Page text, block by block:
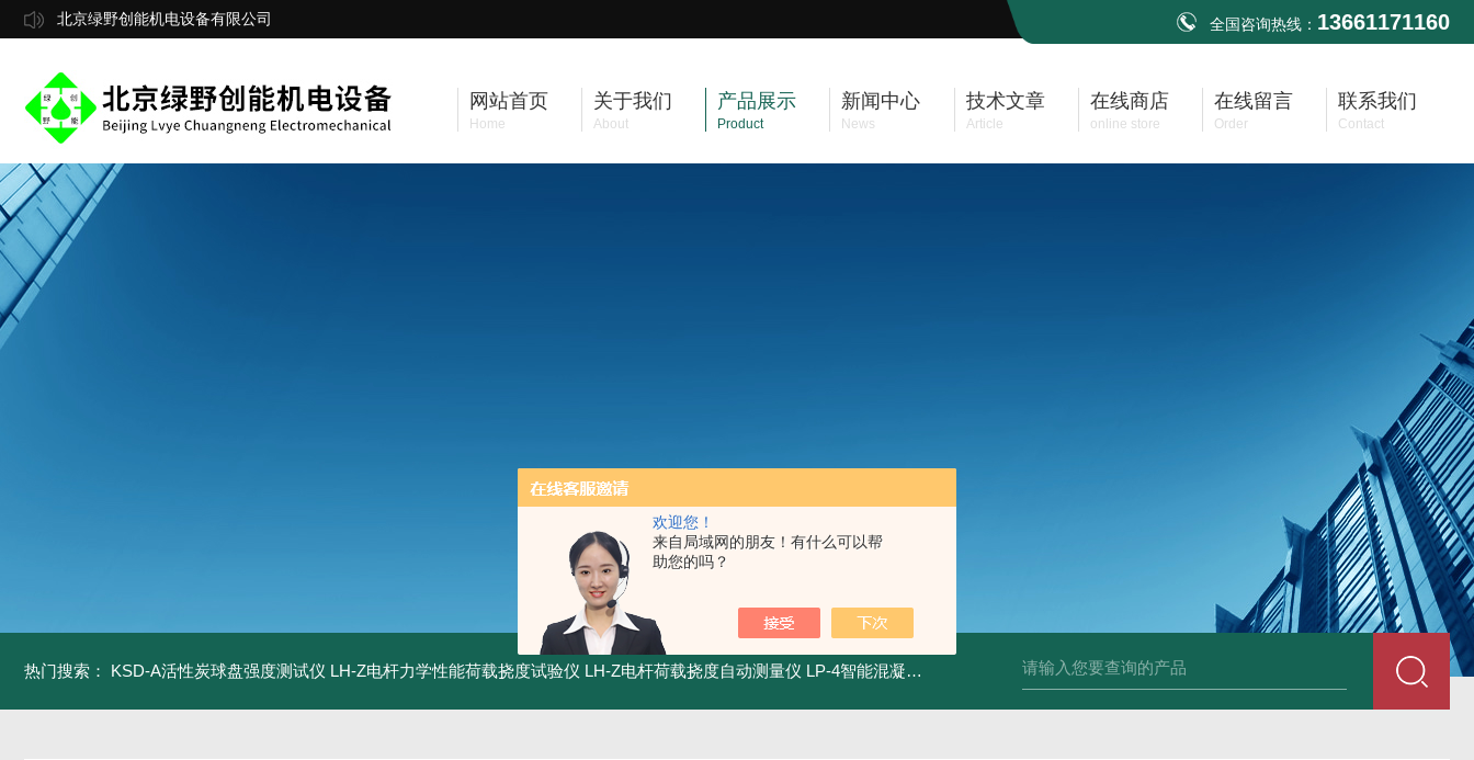
欢迎您！
来自局域网的朋友！有什么可以帮
助您的吗？
北京绿野创能机电设备有限公司 全国咨询热线： 13661171160
网站首页
Home
关于我们
About
产品展示
Product
新闻中心
News
技术文章
Article
在线商店
online store
在线留言
Order
联系我们
Contact
热门搜索： KSD-A活性炭球盘强度测试仪 LH-Z电杆力学性能荷载挠度试验仪 LH-Z电杆荷载挠度自动测量仪 LP-4智能混凝土电杆检测系统 LP-4混凝土电杆检测仪 LW-4电杆荷载挠度自动测量仪（无线